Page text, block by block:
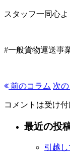
スタッフ一同心
#一般貨物運送事
前のコラム 次
コメントは受け付
最近の投
引越